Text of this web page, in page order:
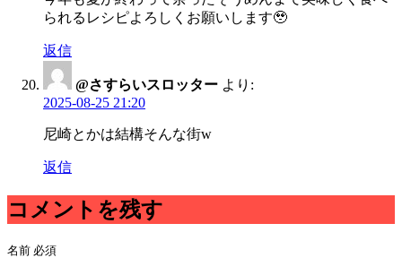
られるレシピよろしくお願いします🥹‪
返信
@さすらいスロッター より:
2025-08-25 21:20
尼崎とかは結構そんな街w
返信
コメントを残す
名前 必須